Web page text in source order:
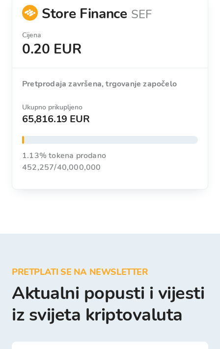
Store Finance SEF
Cijena
0.20 EUR
Pretprodaja završena, trgovanje započelo
Ukupno prikupljeno
65,816.19 EUR
1.13% tokena prodano
452,257/40,000,000
PRETPLATI SE NA NEWSLETTER
Aktualni popusti i vijesti
iz svijeta kriptovaluta